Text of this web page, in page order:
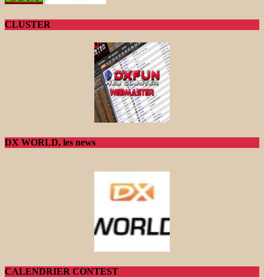
CLUSTER
DX WORLD, les news
CALENDRIER CONTEST